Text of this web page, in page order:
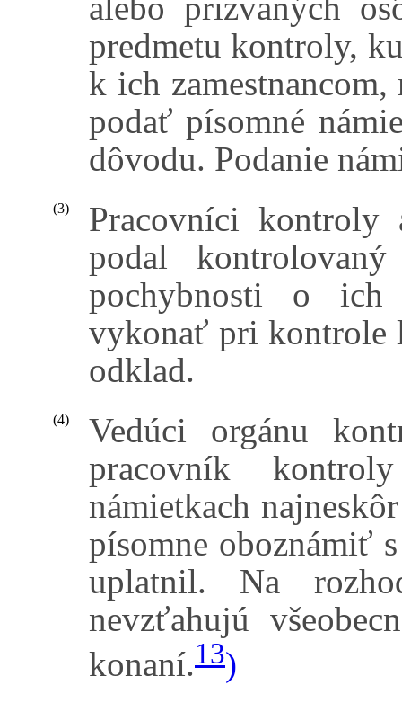
predmetu kontroly,
k ich
podať písomné
dôvodu. Podanie
(3)
Pracovníci
podal
pochybnosti o ich
vykonať pri kontrole
odklad.
(4)
Vedúci orgánu
pracovník
námietkach
písomne oboznámiť
uplatnil. Na
nevzťahujú
konaní.13)